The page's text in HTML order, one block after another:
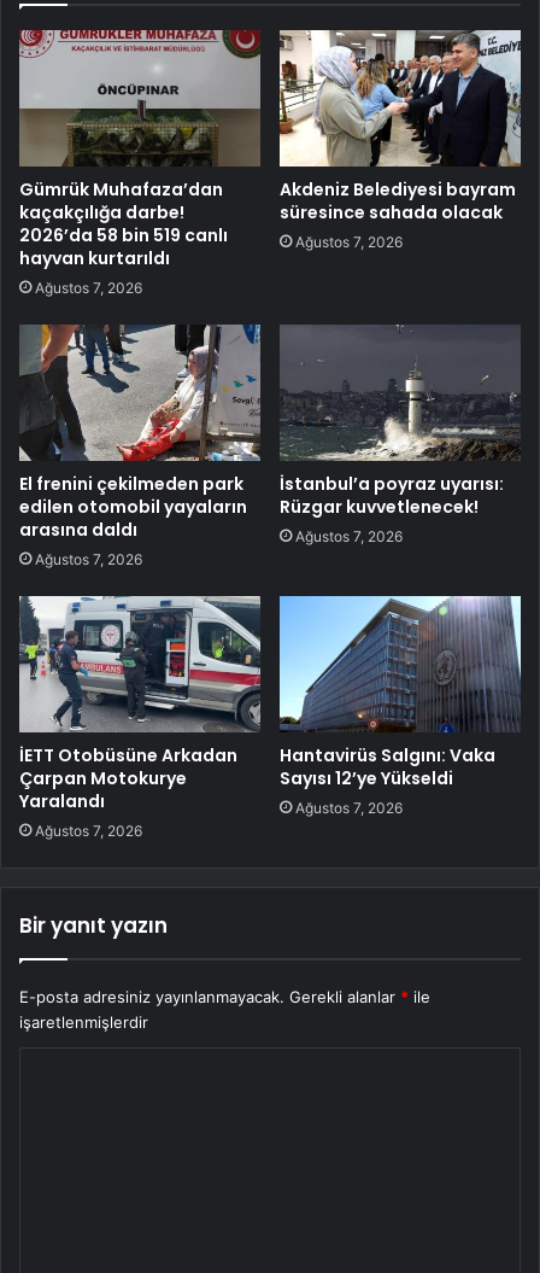
Gümrük Muhafaza’dan
kaçakçılığa darbe!
2026’da 58 bin 519 canlı
hayvan kurtarıldı
Ağustos 7, 2026
Akdeniz Belediyesi bayram
süresince sahada olacak
Ağustos 7, 2026
El frenini çekilmeden park
edilen otomobil yayaların
arasına daldı
Ağustos 7, 2026
İstanbul’a poyraz uyarısı:
Rüzgar kuvvetlenecek!
Ağustos 7, 2026
İETT Otobüsüne Arkadan
Çarpan Motokurye
Yaralandı
Ağustos 7, 2026
Hantavirüs Salgını: Vaka
Sayısı 12’ye Yükseldi
Ağustos 7, 2026
Bir yanıt yazın
E-posta adresiniz yayınlanmayacak. Gerekli alanlar * ile
işaretlenmişlerdir